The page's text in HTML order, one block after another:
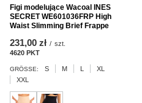
Figi modelujące Wacoal INES
SECRET WE601036FRP High
Waist Slimming Brief Frappe
231,00 zł / szt.
4620 PKT
GRÖSSE: S M L
XL
XXL